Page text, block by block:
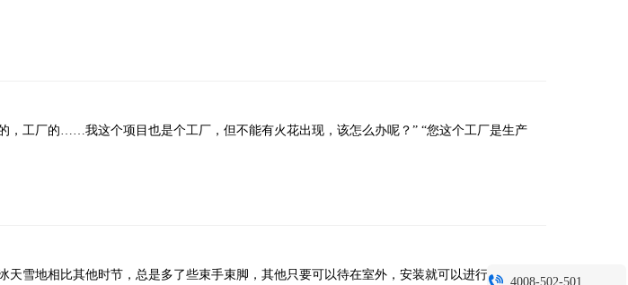
4008-502-501
……我这个项目也是个工厂，但不能有火花出现，该怎么办呢？” “您这个工厂是生产
雪地相比其他时节，总是多了些束手束脚，其他只要可以待在室外，安装就可以进行。 要说